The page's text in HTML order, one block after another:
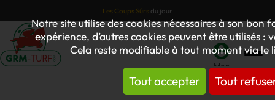
Notre site utilise des cookies nécessaires à son
expérience, d’autres cookies peuvent être utilisés :
Cela reste modifiable à tout moment via le
Tout accepter Tout
Les Coups Sûrs du jour
Mon
compte